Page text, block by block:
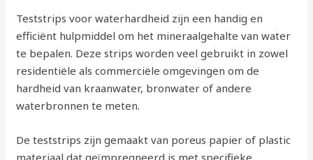
Teststrips voor waterhardheid zijn een handig en
efficiënt hulpmiddel om het mineraalgehalte van water
te bepalen. Deze strips worden veel gebruikt in zowel
residentiële als commerciële omgevingen om de
hardheid van kraanwater, bronwater of andere
waterbronnen te meten.
De teststrips zijn gemaakt van poreus papier of plastic